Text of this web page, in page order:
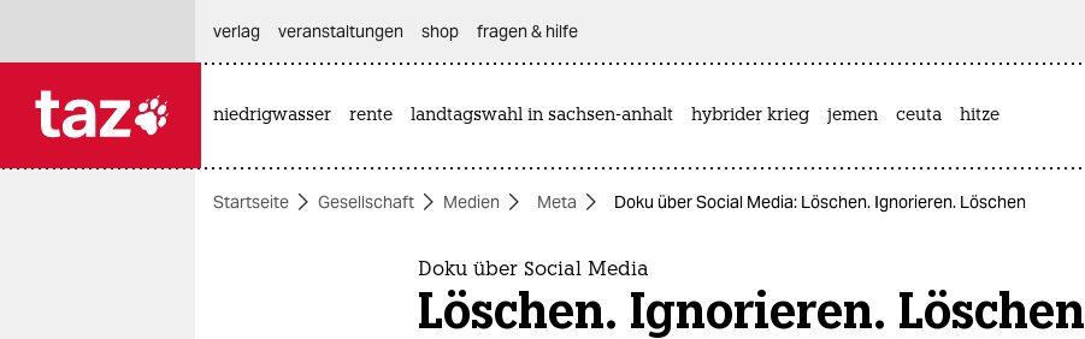
themen
verlag
veranstaltungen shop fragen & hilfe
niedrigwasser rente landtagswahl in sachsen-anhalt hybrider krieg jemen ceuta hitze
Startseite Gesellschaft Medien Meta Doku über Social Media: Löschen. Ignorieren. Löschen
Doku über Social Media
Löschen. Ignorieren. Löschen